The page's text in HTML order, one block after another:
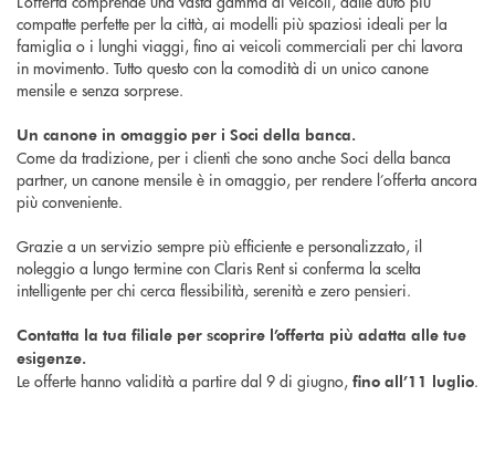
compatte perfette per la città, ai modelli più spaziosi ideali per la
famiglia o i lunghi viaggi, fino ai veicoli commerciali per chi lavora
in movimento. Tutto questo con la comodità di un unico canone
mensile e senza sorprese.
Un canone in omaggio per i Soci della banca.
Come da tradizione, per i clienti che sono anche Soci della banca
partner, un canone mensile è in omaggio, per rendere l’offerta ancora
più conveniente.
Grazie a un servizio sempre più efficiente e personalizzato, il
noleggio a lungo termine con Claris Rent si conferma la scelta
intelligente per chi cerca flessibilità, serenità e zero pensieri.
Contatta la tua filiale per scoprire l’offerta più adatta alle tue
esigenze.
Le offerte hanno validità a partire dal 9 di giugno, fino all’11 luglio.